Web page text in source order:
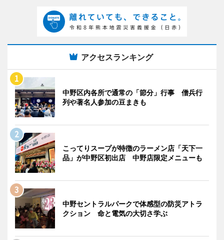
アクセスランキング
中野区内各所で通常の「節分」行事 僧兵行
列や著名人参加の豆まきも
こってりスープが特徴のラーメン店「天下一
品」が中野区初出店 中野店限定メニューも
中野セントラルパークで体感型の防災アトラ
クション 命と電気の大切さ学ぶ